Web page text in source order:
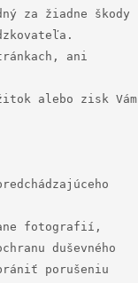
za žiadne škody
ani
alebo zisk Vám
fotografií,
duševného
porušeniu